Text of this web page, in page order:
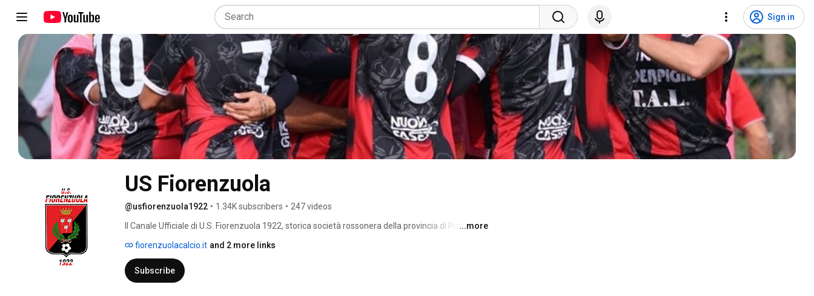
Sign in
US Fiorenzuola
@usfiorenzuola1922 • 1.34K subscribers • 247 videos
Il Canale Ufficiale di U.S. Fiorenzuola 1922, storica società rossonera della provincia di Piacenza.
...more
fiorenzuolacalcio.it and 2 more links
Subscribe